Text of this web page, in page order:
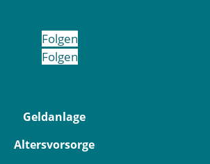
Folgen
Folgen
Geldanlage
Altersvorsorge